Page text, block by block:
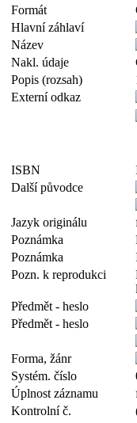
Formát
Hlavní záhlaví
Název
Nakl. údaje
Popis (rozsah)
Externí odkaz
ISBN
Další původce
Jazyk originálu
Poznámka
Poznámka
Pozn. k reprodukci
Předmět - heslo
Předmět - heslo
Forma, žánr
Systém. číslo
Úplnost záznamu
Kontrolní č.